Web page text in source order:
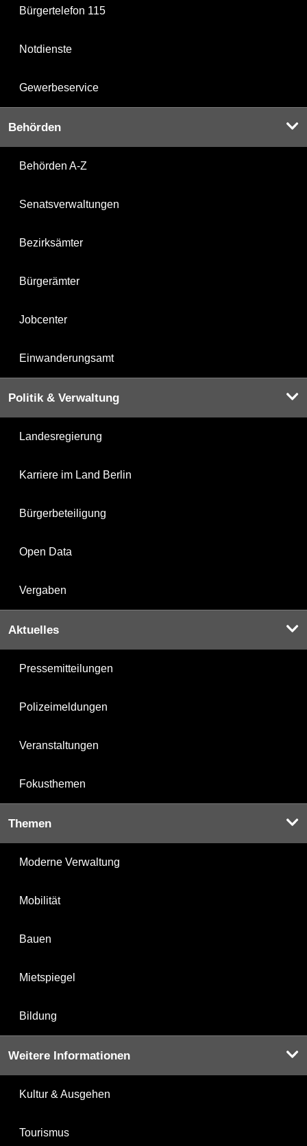
Bürgertelefon 115
Notdienste
Gewerbeservice
Behörden
Behörden A-Z
Senatsverwaltungen
Bezirksämter
Bürgerämter
Jobcenter
Einwanderungsamt
Politik & Verwaltung
Landesregierung
Karriere im Land Berlin
Bürgerbeteiligung
Open Data
Vergaben
Aktuelles
Pressemitteilungen
Polizeimeldungen
Veranstaltungen
Fokusthemen
Themen
Moderne Verwaltung
Mobilität
Bauen
Mietspiegel
Bildung
Weitere Informationen
Kultur & Ausgehen
Tourismus